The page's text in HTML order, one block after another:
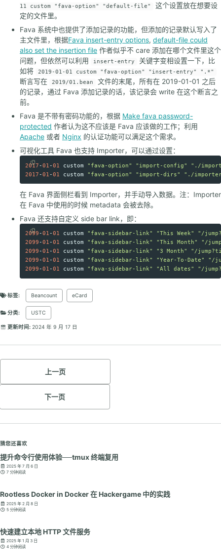
11 custom "fava-option" "default-file"
这个设置放在想要设
定的文件里。
Fava 系统中也提供了添加记录的功能，但添加的记录默认写入了
主文件里，根据Fava insert-entry options, default-file could
also set the insertion file 作者似乎不 care 添加在哪个文件里这个
问题，但依然可以利用
insert-entry
关键字变相设置一下，比
如将
2019-01-01 custom "fava-option" "insert-entry" ".*"
断言写在 2019/01.bean
文件的末尾，所有在 2019-01-01 之后
的记录，通过 Fava 添加记录的话，该记录会 write 在这个断言之
前。
Fava 是不带有密码功能的，根据 Make fava password-
protected 作者认为这不应该是 Fava 应该做的工作；利用
Apache 或者 Nginx 的认证功能可以满足这个需求。
可视化工具 Fava 也支持 Importer，可以通过设置：
Copy code
2017 -01 -01 custom "fava-option" "import-config"
"./
2017 -01 -01 custom "fava-option" "import-dirs" "./
在 Fava 界面侧栏看到 Importer，并手动导入数据。注：Importer
在 Fava 中使用的时候 metadata 会被去除。
Fava 还支持自定义 side bar link，即：
Copy code
2099 -01 -01 custom "fava-sidebar-link" "This Week"
"/
2099 -01 -01 custom "fava-sidebar-link" "This Month"
"/
2099 -01 -01 custom "fava-sidebar-link" "3 Month"
"/
2099 -01 -01 custom "fava-sidebar-link" "Year-To-Date"
"/
2099 -01 -01 custom "fava-sidebar-link" "All dates" "/
标签: Beancount eCard
分类: USTC
更新时间: 2024 年 9 月 17 日
上一页
下一页
猜您还喜欢
提升命令行使用体验──tmux 终端复用
2025 年 7 月 6 日
7 分钟阅读
Rootless Docker in Docker 在 Hackergame 中的实践
2025 年 2 月 8 日
5 分钟阅读
快速建立本地 HTTP 文件服务
2025 年 1 月 3 日
4 分钟阅读